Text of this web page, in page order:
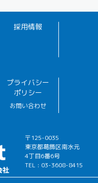
採用情報
プライバシー
ポリシー
お問い合わせ
〒125-0035
東京都葛飾区南水元
4丁目6番6号
TEL : 03-3608-8415